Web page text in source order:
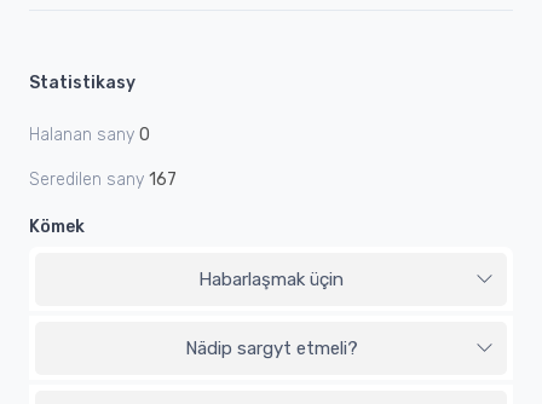
Statistikasy
Halanan sany 0
Seredilen sany 167
Kömek
Habarlaşmak üçin
Nädip sargyt etmeli?